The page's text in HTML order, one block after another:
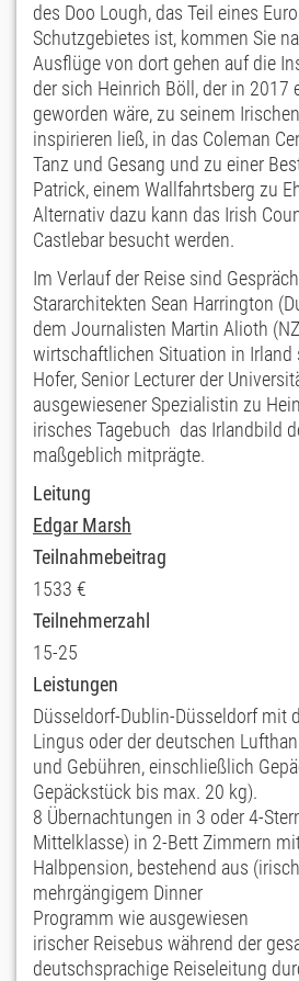
des Doo Lough, das Teil eines
Schutzgebietes ist, kommen Sie
Ausflüge von dort gehen auf die
der sich Heinrich Böll, der in 2017
geworden wäre, zu seinem
inspirieren ließ, in das Coleman
Tanz und Gesang und zu einer
Patrick, einem Wallfahrtsberg zu
Alternativ dazu kann das Irish
Castlebar besucht werden.
Im Verlauf der Reise sind
Stararchitekten Sean Harrington
dem Journalisten Martin Alioth
wirtschaftlichen Situation in Irland
Hofer, Senior Lecturer der
ausgewiesener Spezialistin zu
irisches Tagebuch das Irlandbild
maßgeblich mitprägte.
Leitung
Edgar Marsh
Teilnahmebeitrag
1533 €
Teilnehmerzahl
15-25
Leistungen
Düsseldorf-Dublin-Düsseldorf mit
Lingus oder der deutschen
und Gebühren, einschließlich
Gepäckstück bis max. 20 kg).
8 Übernachtungen in 3 oder 4-
Mittelklasse) in 2-Bett Zimmern
Halbpension, bestehend aus
mehrgängigem Dinner
Programm wie ausgewiesen
irischer Reisebus während der
deutschsprachige Reiseleitung